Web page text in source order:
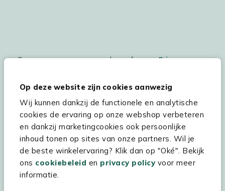
Op deze website zijn cookies aanwezig
Wij kunnen dankzij de functionele en analytische
cookies de ervaring op onze webshop verbeteren
en dankzij marketingcookies ook persoonlijke
inhoud tonen op sites van onze partners. Wil je
de beste winkelervaring? Klik dan op "Oké". Bekijk
ons cookiebeleid en privacy policyvoor meer
informatie.
De persoonsgegegevens worden conform onsPrivacy
Hulp & service
Assortiment
Kees Smit Tuinmeubelen
Experience Stores XXL